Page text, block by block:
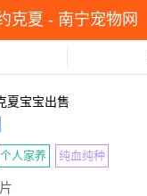
克夏 - 南宁宠物网
夏宝宝出售
个人家养 纯血纯种